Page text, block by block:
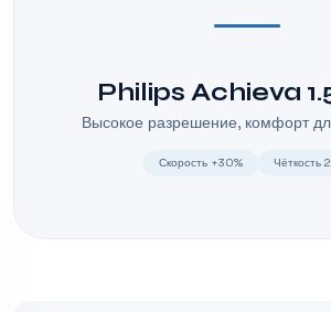
Philips Achieva
Высокое разрешение, комфорт
Скорость +30% Чёткость